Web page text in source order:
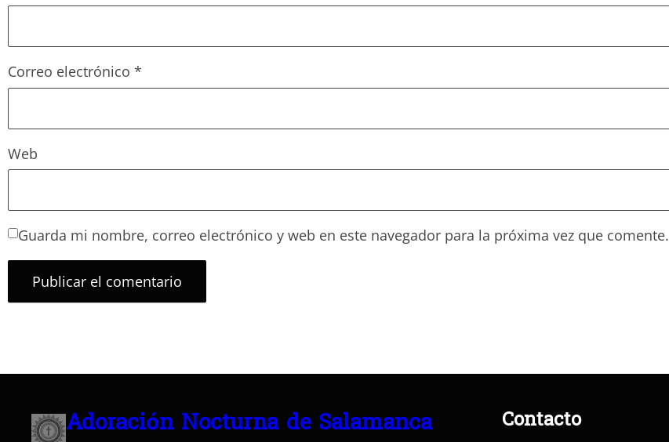
Correo electrónico *
Web
Guarda mi nombre, correo electrónico y web en este navegador para la próxima vez que comente.
Adoración Nocturna de Salamanca Contacto